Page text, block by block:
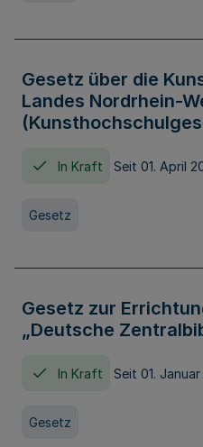
Gesetz über die
Landes Nordrhein-
In Kraft Seit 01. April
Gesetz
Gesetz zur
„Deutsche
In Kraft Seit 01. Januar
Gesetz